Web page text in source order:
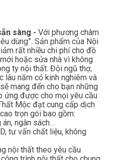
sàng - Với phương châm
dùng”. Sản phẩm của Nội
rất nhiều chi phí cho đồ
hoặc sửa nhà vì không
ty nội thất. Đội ngũ thợ,
lâu năm có kinh nghiêm và
mang đến cho bạn những
ứng được cho mọi yêu cầu
Mộc đạt cung cấp dịch
trọn gói bao gồm:
ngân sách…
tư vấn chất liệu, không
nội thất theo yêu cầu